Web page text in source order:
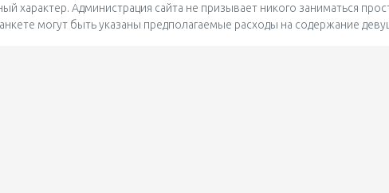
Администрация сайта не призывает никого заниматься
могут быть указаны предполагаемые расходы на содержание